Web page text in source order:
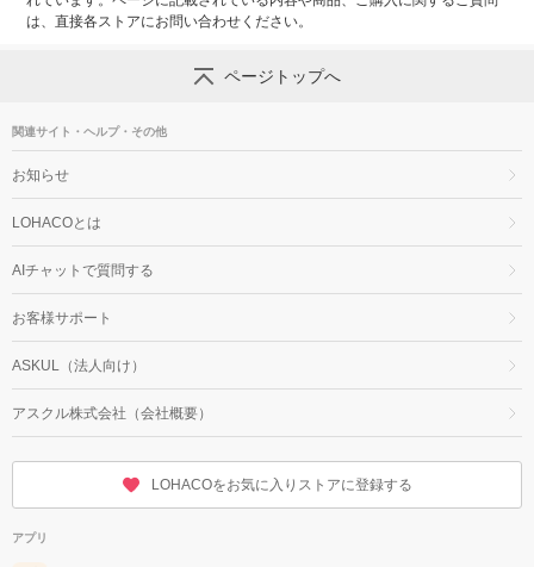
は、直接各ストアにお問い合わせください。
ページトップへ
関連サイト・ヘルプ・その他
お知らせ
LOHACOとは
AIチャットで質問する
お客様サポート
ASKUL（法人向け）
アスクル株式会社（会社概要）
LOHACOをお気に入りストアに登録する
アプリ